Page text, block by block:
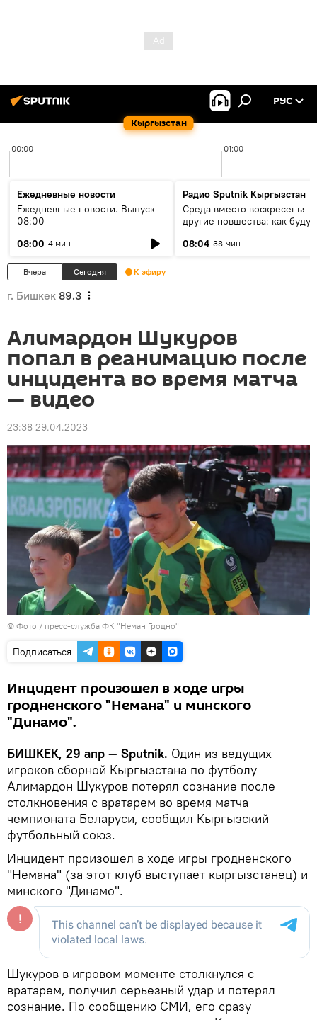
Кыргызстан
РУС
00:00 01:00
Ежедневные новости
Ежедневные новости. Выпуск
08:00
08:00 4 мин
Радио Sputnik Кыргызстан
Среда вместо воскресенья и
другие новшества: как будут
08:04 38 мин
Вчера Сегодня К эфиру
г. Бишкек 89.3
Алимардон Шукуров
попал в реанимацию после
инцидента во время матча
— видео
23:38 29.04.2023
© Фото / пресс-служба ФК "Неман Гродно"
Подписаться
Инцидент произошел в ходе игры
гродненского "Немана" и минского
"Динамо".
БИШКЕК, 29 апр — Sputnik. Один из ведущих
игроков сборной Кыргызстана по футболу
Алимардон Шукуров потерял сознание после
столкновения с вратарем во время матча
чемпионата Беларуси, сообщил Кыргызский
футбольный союз.
Инцидент произошел в ходе игры гродненского
"Немана" (за этот клуб выступает кыргызстанец) и
минского "Динамо".
Шукуров в игровом моменте столкнулся с
вратарем, получил серьезный удар и потерял
сознание. По сообщению СМИ, его сразу